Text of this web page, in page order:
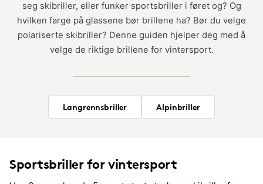
seg skibriller, eller funker sportsbriller i føret og? Og
hvilken farge på glassene bør brillene ha? Bør du velge
polariserte skibriller? Denne guiden hjelper deg med å
velge de riktige brillene for vintersport.
Langrennsbriller Alpinbriller
Sportsbriller for vintersport